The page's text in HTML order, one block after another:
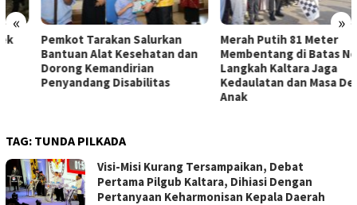
« »
Pemkot Tarakan Salurkan
Bantuan Alat Kesehatan dan
Dorong Kemandirian
Penyandang Disabilitas
Merah Putih 81 Meter
Membentang di Batas Negeri:
Langkah Kaltara Jaga
Kedaulatan dan Masa Depan
TAG: TUNDA PILKADA
Visi-Misi Kurang Tersampaikan, Debat
Pertama Pilgub Kaltara, Dihiasi Dengan
Pertanyaan Keharmonisan Kepala Daerah